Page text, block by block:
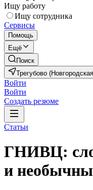
Ищу работу
Ищу сотрудника
Сервисы
Помощь
Ещё
Поиск
Трегубово
Войти
Войти
Создать резюме
Статьи
ГНИВЦ:
и